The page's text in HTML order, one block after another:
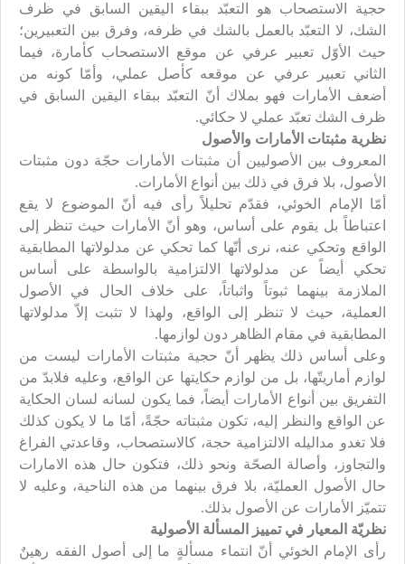
حجية الاستصحاب هو التعبّد ببقاء اليقين السابق في ظرف
الشك، لا التعبّد بالعمل بالشك في ظرفه، وفرق بين التعبيرين؛
حيث الأوّل تعبير عرفي عن موقع الاستصحاب كأمارة، فيما
الثاني تعبير عرفي عن موقعه كأصل عملي، وأمّا كونه من
أضعف الأمارات فهو بملاك أنّ التعبّد ببقاء اليقين السابق في
ظرف الشك تعبّد عملي لا حكائي.
نظرية مثبتات الأمارات والأصول
المعروف بين الأصوليين أن مثبتات الأمارات حجّة دون مثبتات
الأصول، بلا فرق في ذلك بين أنواع الأمارات.
أمّا الإمام الخوئي، فقدّم تحليلاً رأى فيه أنّ الموضوع لا يقع
اعتباطاً بل يقوم على أساس، وهو أنّ الأمارات حيث تنظر إلى
الواقع وتحكي عنه، نرى أنّها كما تحكي عن مدلولاتها المطابقية
تحكي أيضاً عن مدلولاتها الالتزامية بالواسطة على أساس
الملازمة بينهما ثبوتاً واثباتاً، على خلاف الحال في الأصول
العملية، حيث لا تنظر إلى الواقع، ولهذا لا تثبت إلاّ مدلولاتها
المطابقية في مقام الظاهر دون لوازمها.
وعلى أساس ذلك يظهر أنّ حجية مثبتات الأمارات ليست من
لوازم أماريتّها، بل من لوازم حكايتها عن الواقع، وعليه فلابدّ من
التفريق بين أنواع الأمارات أيضاً، فما يكون لسانه لسان الحكاية
عن الواقع والنظر إليه، تكون مثبتاته حجّةً، أمّا ما لا يكون كذلك
فلا تغدو مداليله الالتزامية حجة، كالاستصحاب، وقاعدتي الفراغ
والتجاوز، وأصالة الصحّة ونحو ذلك، فتكون حال هذه الامارات
حال الأصول العمليّة، بلا فرق بينهما من هذه الناحية، وعليه لا
تتميّز الأمارات عن الأصول بذلك.
نظريّة المعيار في تمييز المسألة الأصولية
رأى الإمام الخوئي أنّ انتماء مسألةٍ ما إلى أصول الفقه رهينٌ